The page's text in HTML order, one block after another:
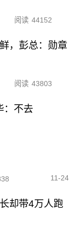
阅读 44152
，彭总：勋章
阅读 43803
：不去
11-24
却带4万人跑